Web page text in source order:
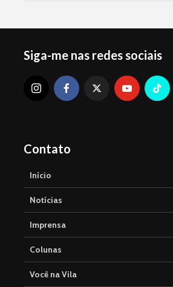
Siga-me nas redes sociais
Contato
Início
Notícias
Imprensa
Colunas
Você na Vila